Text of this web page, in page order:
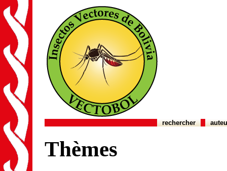
rechercher
Thèmes